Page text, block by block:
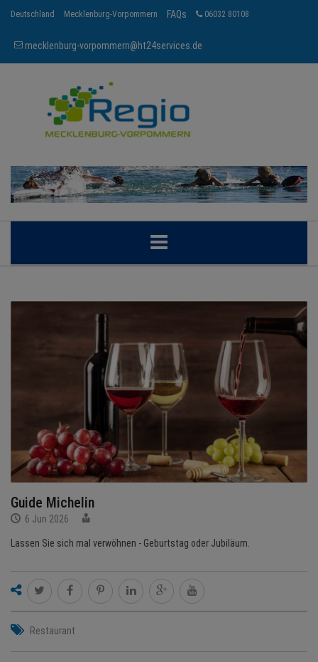
Deutschland Mecklenburg-Vorpommern FAQs 06032 80108
mecklenburg-vorpommern@ht24services.de
BRANCHEN
ANGEBOTE
JOBS
Guide Michelin
6 Jun 2026
Lassen Sie sich mal verwöhnen - Geburtstag oder Jubiläum.
Restaurant